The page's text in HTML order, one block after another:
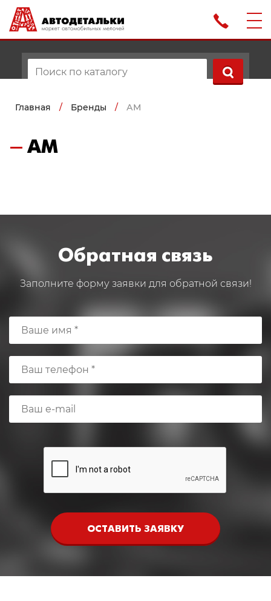
Главная / Бренды / АМ
АМ
Обратная связь
Заполните форму заявки для обратной связи!
ОСТАВИТЬ ЗАЯВКУ